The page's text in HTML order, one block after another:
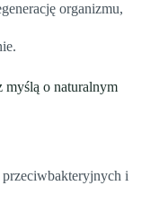
organizmu,
myślą o naturalnym
przeciwbakteryjnych i